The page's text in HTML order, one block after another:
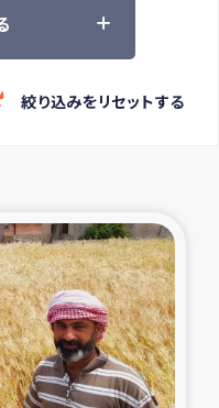
時代
緊急支援
災者支援
援事業
の生活再建支援
絞り込みをリセットする